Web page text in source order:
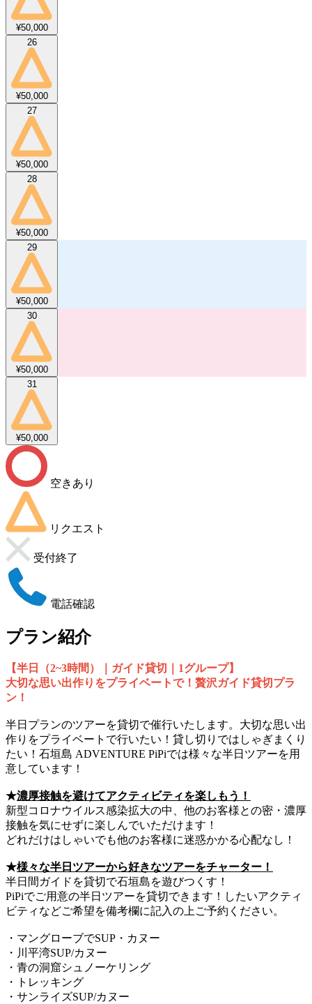
¥50,000
26
¥50,000
27
¥50,000
28
¥50,000
29
¥50,000
30
¥50,000
31
¥50,000
空きあり
リクエスト
受付終了
電話確認
プラン紹介
【半日（2~3時間）｜ガイド貸切｜1グループ】
大切な思い出作りをプライベートで！贅沢ガイド貸切プラ
ン！
半日プランのツアーを貸切で催行いたします。大切な思い出
作りをプライベートで行いたい！貸し切りではしゃぎまくり
たい！石垣島 ADVENTURE PiPiでは様々な半日ツアーを用
意しています！
★濃厚接触を避けてアクティビティを楽しもう！
新型コロナウイルス感染拡大の中、他のお客様との密・濃厚
接触を気にせずに楽しんでいただけます！
どれだけはしゃいでも他のお客様に迷惑かかる心配なし！
★様々な半日ツアーから好きなツアーをチャーター！
半日間ガイドを貸切で石垣島を遊びつくす！
PiPiでご用意の半日ツアーを貸切できます！したいアクティ
ビティなどご希望を備考欄に記入の上ご予約ください。
・マングローブでSUP・カヌー
・川平湾SUP/カヌー
・青の洞窟シュノーケリング
・トレッキング
・サンライズSUP/カヌー